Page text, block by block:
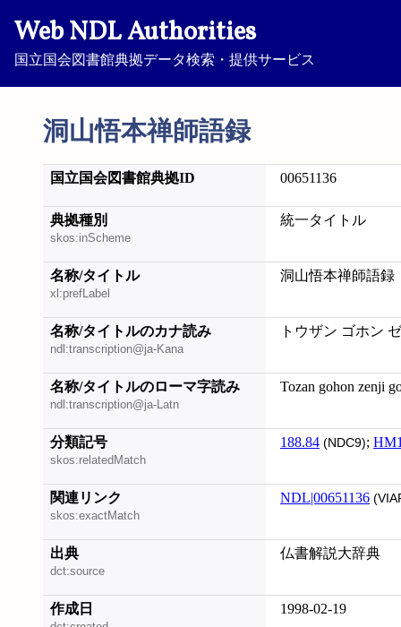
Web NDL Authorities
国立国会図書館典拠データ検索・提供サービス
洞山悟本禅師語録
国立国会図書館典拠ID 00651136
典拠種別
skos:inScheme
統一タイトル
名称/タイトル
xl:prefLabel
洞山悟本禅師語録
名称/タイトルのカナ読み
ndl:transcription@ja-Kana
トウザン ゴホン
名称/タイトルのローマ字読み
ndl:transcription@ja-Latn
Tozan gohon zenji
分類記号
skos:relatedMatch
188.84 (NDC9);
関連リンク
skos:exactMatch
NDL|00651136
出典
dct:source
仏書解説大辞典
作成日 1998-02-19